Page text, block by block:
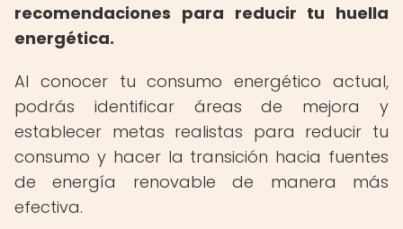
recomendaciones para reducir tu huella
energética.
Al conocer tu consumo energético actual,
podrás identificar áreas de mejora y
establecer metas realistas para reducir tu
consumo y hacer la transición hacia fuentes
de energía renovable de manera más
efectiva.